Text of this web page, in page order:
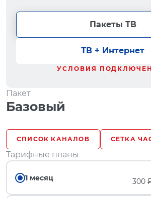
Пакеты ТВ
ТВ + Интернет
УСЛОВИЯ
Пакет
Базовый
СПИСОК КАНАЛОВ СЕТКА
Тарифные планы
1 месяц
300